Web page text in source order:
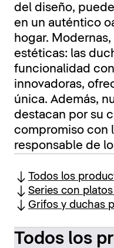
del diseño,
en un auténtico
hogar.
estéticas: las
funcionalidad
innovadoras,
única. Además,
destacan por su
compromiso con
responsable de
Todos los
Series con
Grifos y duchas
Todos los